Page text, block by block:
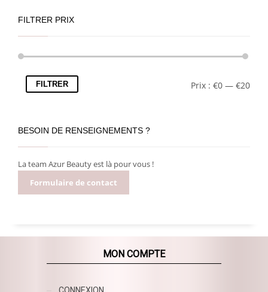
FILTRER PRIX
FILTRER Prix : €0 — €20
BESOIN DE RENSEIGNEMENTS ?
La team Azur Beauty est là pour vous !
Formulaire de contact
MON COMPTE